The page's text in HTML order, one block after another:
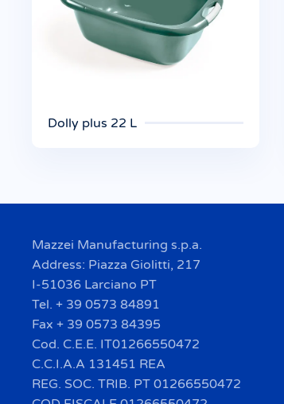
Dolly plus 22 L
Mazzei Manufacturing s.p.a.
Address: Piazza Giolitti, 217
I-51036 Larciano PT
Tel. + 39 0573 84891
Fax + 39 0573 84395
Cod. C.E.E. IT01266550472
C.C.I.A.A 131451 REA
REG. SOC. TRIB. PT 01266550472